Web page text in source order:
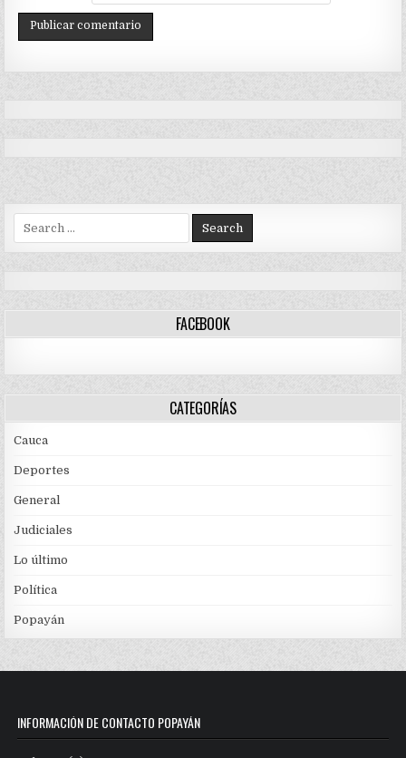
for:
FACEBOOK
CATEGORÍAS
Cauca
Deportes
General
Judiciales
Lo último
Política
Popayán
INFORMACIÓN DE CONTACTO POPAYÁN